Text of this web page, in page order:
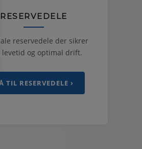
RESERVEDELE
reservedele der sikrer
levetid og optimal drift.
TIL RESERVEDELE ›